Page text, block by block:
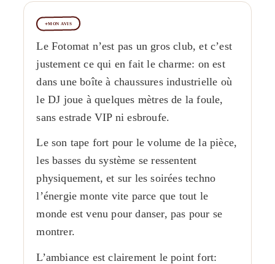
MON AVIS
Le Fotomat n’est pas un gros club, et c’est
justement ce qui en fait le charme: on est
dans une boîte à chaussures industrielle où
le DJ joue à quelques mètres de la foule,
sans estrade VIP ni esbroufe.
Le son tape fort pour le volume de la pièce,
les basses du système se ressentent
physiquement, et sur les soirées techno
l’énergie monte vite parce que tout le
monde est venu pour danser, pas pour se
montrer.
L’ambiance est clairement le point fort: